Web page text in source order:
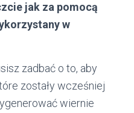
jak za pomocą
w
zadbać o to, aby
zostały wcześniej
wiernie